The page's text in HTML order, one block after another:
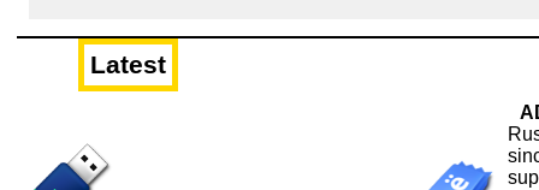
Latest